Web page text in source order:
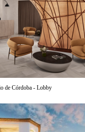
de Córdoba - Lobby